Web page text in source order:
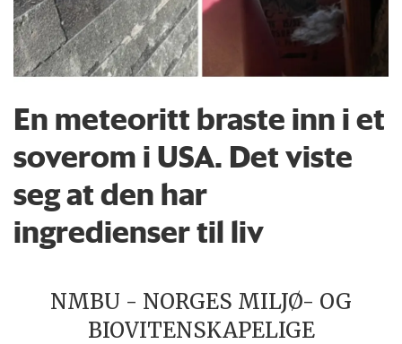
En meteoritt braste inn i et
soverom i USA. Det viste
seg at den har
ingredienser til liv
NMBU - NORGES MILJØ- OG
BIOVITENSKAPELIGE